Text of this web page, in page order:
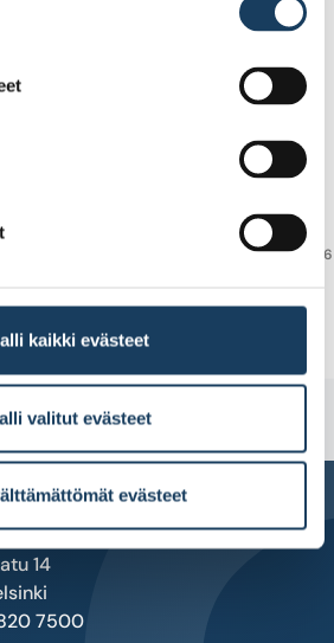
kaikki evästeet
valitut evästeet
evästeet
alle puolet talletuksia
7.8.2026
Sijoittajabarometri
14
7500